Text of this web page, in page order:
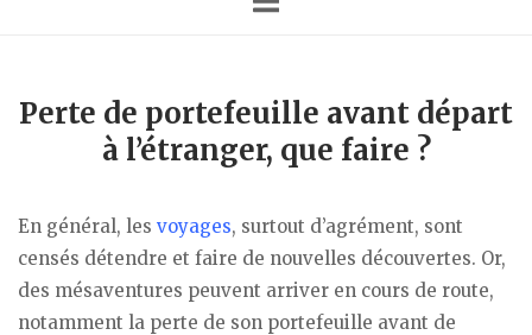
Perte de portefeuille avant départ
à l’étranger, que faire ?
En général, les voyages, surtout d’agrément, sont
censés détendre et faire de nouvelles découvertes. Or,
des mésaventures peuvent arriver en cours de route,
notamment la perte de son portefeuille avant de